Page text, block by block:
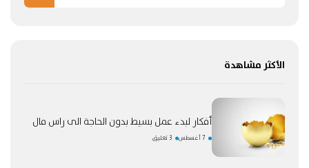
الأكثر مشاهدة
أفكار لبدء عمل بسيط بدون الحاجة الى راس مال
7 أغسطس 3 تعليق